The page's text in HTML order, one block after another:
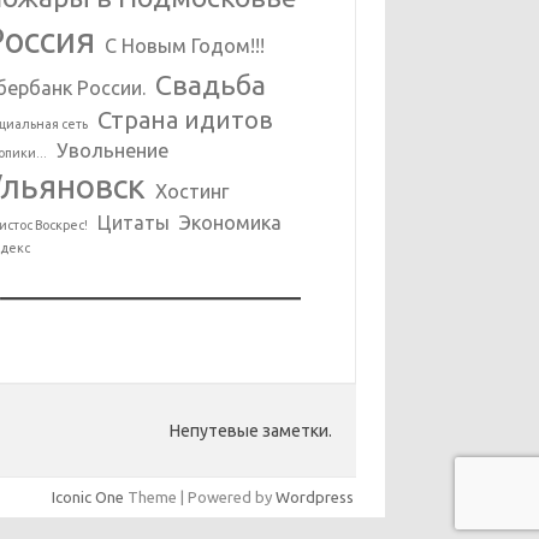
С Новым Годом!!!
России. Свадьба
сеть Страна идитов
Увольнение
Хостинг
Воскрес! Цитаты Экономика
Непутевые заметки.
Iconic One Theme | Powered by Wordpress